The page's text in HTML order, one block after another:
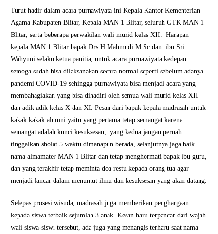
Turut hadir dalam acara purnawiyata ini Kepala Kantor Kementerian
Agama Kabupaten Blitar, Kepala MAN 1 Blitar, seluruh GTK MAN 1
Blitar, serta beberapa perwakilan wali murid kelas XII.
Harapan
kepala MAN 1 Blitarbapak Drs.H.Mahmudi.M.Scdan ibu Sri
Wahyuni selaku ketua panitia, untuk acara purnawiyata kedepan
semoga sudah bisa dilaksanakan secara normal seperti sebelum adanya
pandemi COVID-19 sehingga purnawiyata bisa menjadi acara yang
membahagiakan yang bisa dihadiri oleh semua wali murid kelas XII
dan adik adik kelas X dan XI. Pesan dari bapak kepala madrasah untuk
kakak kakak alumni yaitu yang pertama tetap semangat karena
semangat adalah kunci kesuksesan, yang kedua jangan pernah
tinggalkan sholat 5 waktu dimanapun berada, selanjutnya jaga baik
nama almamater MAN 1 Blitar dan tetap menghormati bapak ibu guru,
dan yang terakhir tetap meminta doa restu kepada orang tua agar
menjadi lancar dalam menuntut ilmu dan kesuksesan yang akan datang.
Selepas prosesi wisuda, madrasah juga memberikan penghargaan
kepada siswa terbaik sejumlah 3 anak. Kesan haru terpancar dari wajah
wali siswa-siswi tersebut, ada juga yang menangis terharu saat nama